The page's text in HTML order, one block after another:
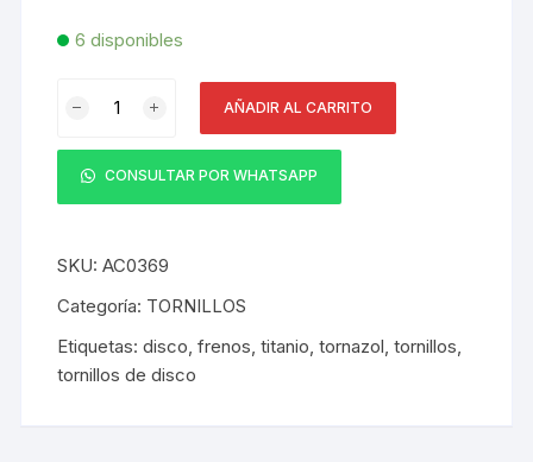
6 disponibles
Disco
Tornasolado
(12
cantidad
AÑADIR AL CARRITO
CONSULTAR POR WHATSAPP
SKU:AC0369
Categoría: TORNILLOS
Etiquetas:disco ,frenos ,titanio ,tornazol ,tornillos
tornillos de disco